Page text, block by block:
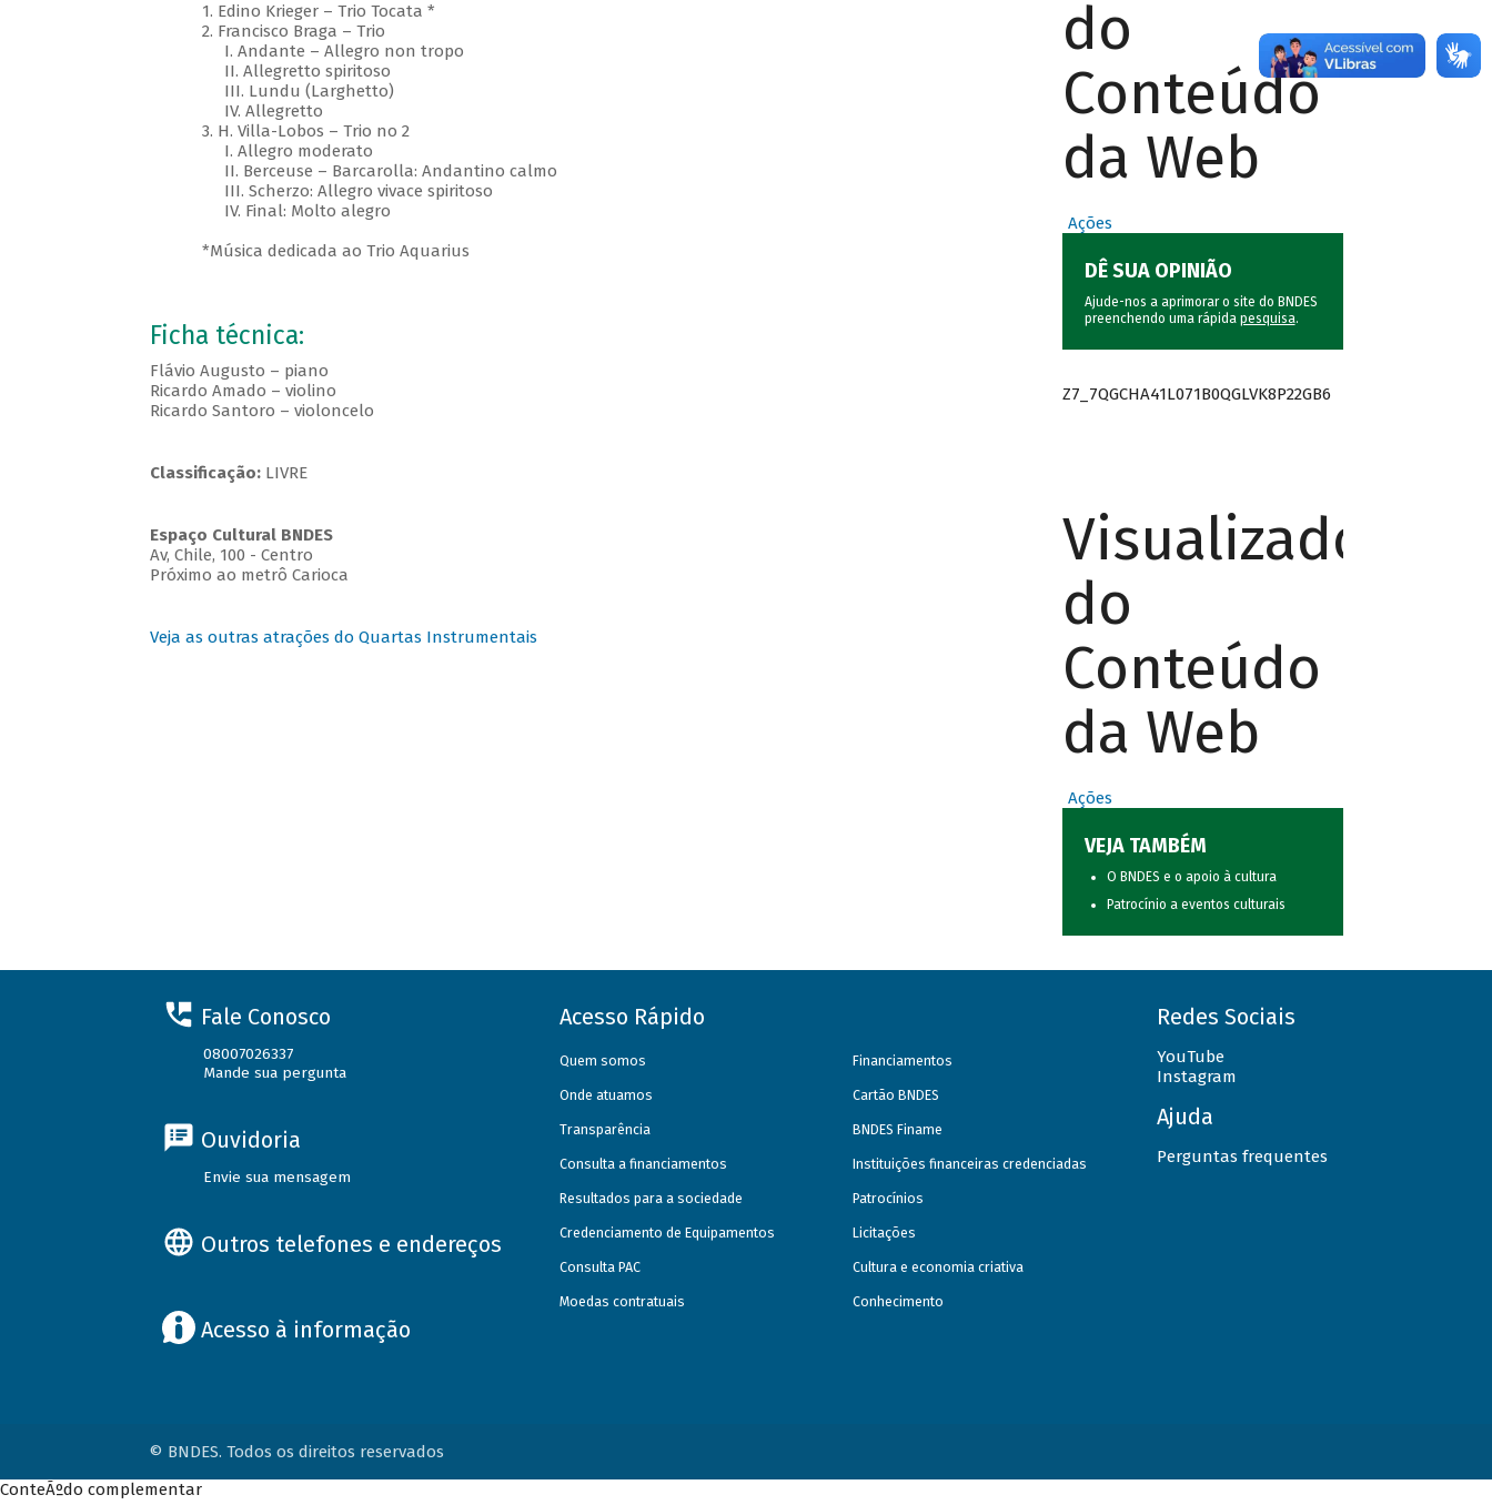
1. Edino Krieger – Trio Tocata *
2. Francisco Braga – Trio
I. Andante – Allegro non tropo
II. Allegretto spiritoso
III. Lundu (Larghetto)
IV. Allegretto
3. H. Villa-Lobos – Trio no 2
I. Allegro moderato
II. Berceuse – Barcarolla: Andantino calmo
III. Scherzo: Allegro vivace spiritoso
IV. Final: Molto alegro
*Música dedicada ao Trio Aquarius
Ficha técnica:
Flávio Augusto – piano
Ricardo Amado – violino
Ricardo Santoro – violoncelo
Classificação:LIVRE
Espaço Cultural BNDES
Av, Chile, 100 - Centro
Próximo ao metrô Carioca
Veja as outras atrações do Quartas Instrumentais
do
Conteúdo
da Web
Ações
DÊ SUA OPINIÃO
Ajude-nos a aprimorar o site do BNDES
preenchendo uma rápida pesquisa.
Z7_7QGCHA41L071B0QGLVK8P22GB6
Visualizador
do
Conteúdo
da Web
Ações
VEJA TAMBÉM
O BNDES e o apoio à cultura
Patrocínio a eventos culturais
Fale Conosco
08007026337
Mande sua pergunta
Ouvidoria
Envie sua mensagem
Outros telefones e endereços
Acesso à informação
Acesso Rápido
Quem somos
Onde atuamos
Transparência
Consulta a financiamentos
Resultados para a sociedade
Credenciamento de Equipamentos
Consulta PAC
Moedas contratuais
Financiamentos
Cartão BNDES
BNDES Finame
Instituições financeiras credenciadas
Patrocínios
Licitações
Cultura e economia criativa
Conhecimento
Redes Sociais
YouTube
Instagram
Ajuda
Perguntas frequentes
© BNDES. Todos os direitos reservados
ConteÃºdo complementar